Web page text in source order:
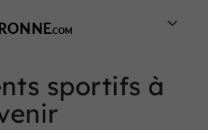
sportifs à